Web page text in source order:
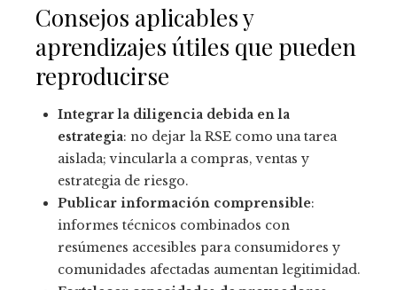
Consejos aplicables y
aprendizajes útiles que pueden
reproducirse
Integrar la diligencia debida en la
estrategia: no dejar la RSE como una tarea
aislada; vincularla a compras, ventas y
estrategia de riesgo.
Publicar información comprensible:
informes técnicos combinados con
resúmenes accesibles para consumidores y
comunidades afectadas aumentan legitimidad.